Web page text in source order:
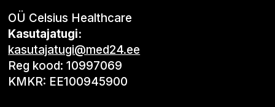
OÜ Celsius Healthcare
Kasutajatugi:
kasutajatugi@med24.ee
Reg kood: 10997069
KMKR: EE100945900